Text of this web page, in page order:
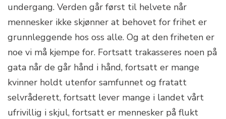
undergang. Verden går først til helvete når
mennesker ikke skjønner at behovet for frihet er
grunnleggende hos oss alle. Og at den friheten er
noe vi må kjempe for. Fortsatt trakasseres noen på
gata når de går hånd i hånd, fortsatt er mange
kvinner holdt utenfor samfunnet og fratatt
selvråderett, fortsatt lever mange i landet vårt
ufrivillig i skjul, fortsatt er mennesker på flukt